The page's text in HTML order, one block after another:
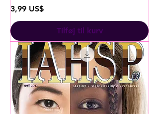
Pris
3,99 US$
Tilføj til kurv